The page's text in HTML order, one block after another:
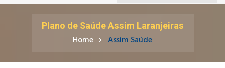
Plano de Saúde Assim Laranjeiras
Home Assim Saúde